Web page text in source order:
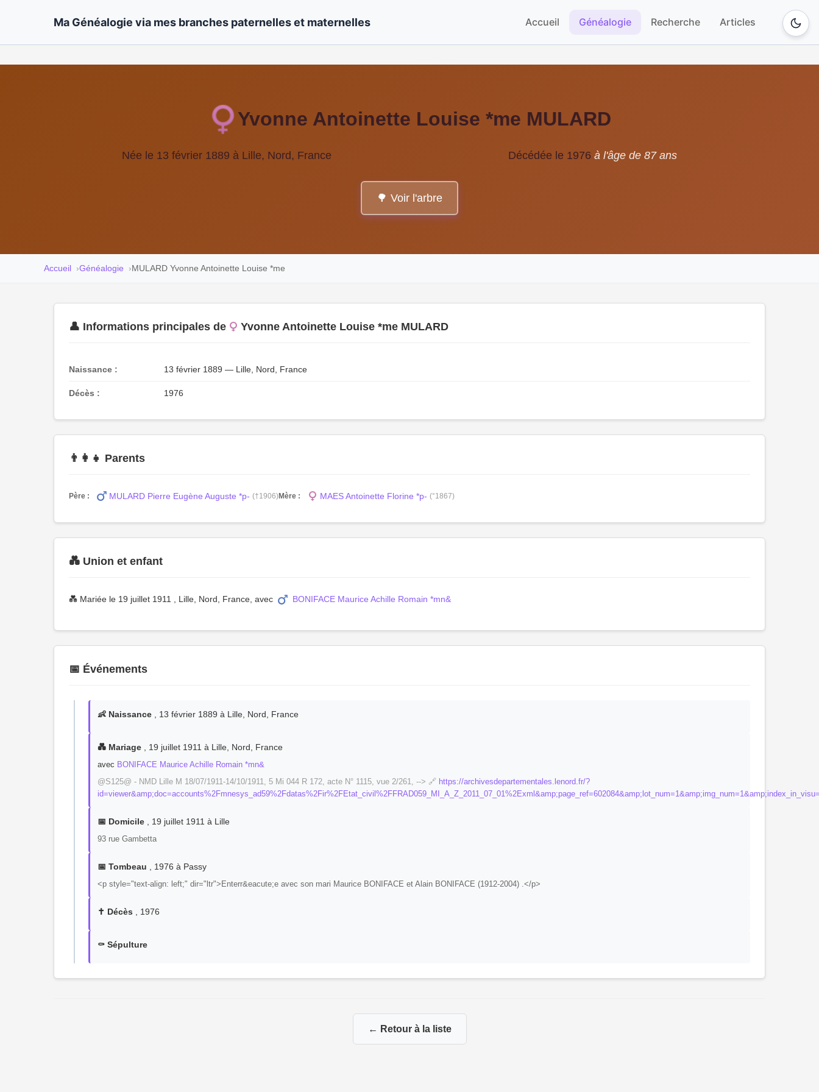
Ma Généalogie via mes branches paternelles et maternelles Accueil Généalogie Recherche Articles
Yvonne Antoinette Louise *me MULARD
Née le 13 février 1889 à Lille, Nord, France Décédée le 1976 à l'âge de 87 ans
🌳 Voir l'arbre
Accueil Généalogie MULARD Yvonne Antoinette Louise *me
👤 Informations principales de Yvonne Antoinette Louise *me MULARD
Naissance : 13 février 1889 — Lille, Nord, France
Décès : 1976
👨‍👩‍👧 Parents
Père : MULARD Pierre Eugène Auguste *p- (†1906)Mère : MAES Antoinette Florine *p- (°1867)
💑 Union et enfant
💑 Mariée le 19 juillet 1911 , Lille, Nord, France, avec BONIFACE Maurice Achille Romain *mn&
📅 Événements
👶 Naissance , 13 février 1889 à Lille, Nord, France
💑 Mariage , 19 juillet 1911 à Lille, Nord, France
avec BONIFACE Maurice Achille Romain *mn&
@S125@ - NMD Lille M 18/07/1911-14/10/1911, 5 Mi 044 R 172, acte N° 1115, vue 2/261, --> 🔗 https://archivesdepartementales.lenord.fr/?
📅 Domicile , 19 juillet 1911 à Lille
93 rue Gambetta
📅 Tombeau , 1976 à Passy
<p style="text-align: left;" dir="ltr">Enterr&eacute;e avec son mari Maurice BONIFACE et Alain BONIFACE (1912-2004) .</p>
✝️ Décès , 1976
⚰️ Sépulture
← Retour à la liste